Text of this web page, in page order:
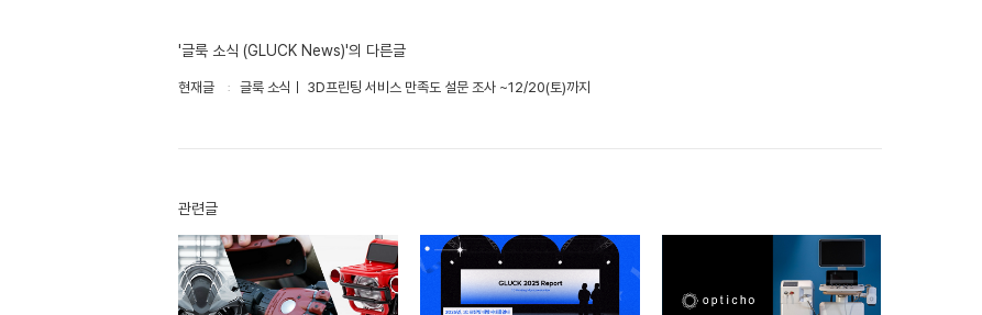
'글룩 소식 (GLUCK News)'의 다른글
현재글 글룩 소식ㅣ 3D프린팅 서비스 만족도 설문 조사 ~12/20(토)까지
관련글